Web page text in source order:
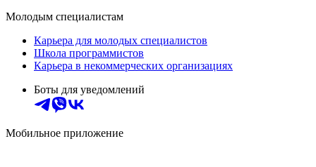
Молодым специалистам
Карьера для молодых специалистов
Школа программистов
Карьера в некоммерческих организациях
Боты для уведомлений
Мобильное приложение